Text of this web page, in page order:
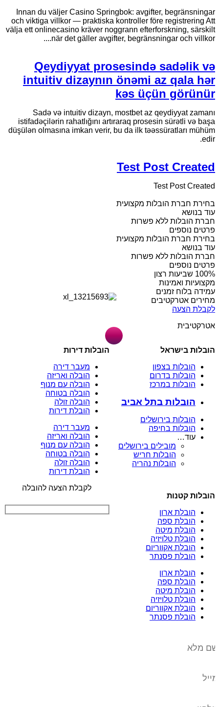
Innan du väljer Casino Springbok: avgifter, begränsningar
och viktiga villkor — praktiska kontroller före registrering Att
välja ett onlinecasino kräver noggrann efterforskning, särskilt
när det gäller avgifter, begränsningar och villkor....
Qeydiyyat prosesində sadəlik və
intuitiv dizaynın önəmi az qala hər
kəs üçün görünür
Sadə və intuitiv dizayn, mostbet az qeydiyyat zamanı
istifadəçilərin rahatlığını artıraraq prosesin sürətli və başa
düşülən olmasına imkan verir, bu da ilk təəssüratları mühüm
edir.
Test Post Created
Test Post Created
בחירת חברת הובלות מקצועית
עוד בנושא
חברת הובלות ללא פשרות
פרטים נוספים
בחירת חברת הובלות מקצועית
עוד בנושא
חברת הובלות ללא פשרות
פרטים נוספים
מקצועיות ואמינות
עמידה בלוח זמנים
מחירים אטרקטיבים
לקבלת הצעה
אטרקטיבית
הובלות בישראל
הובלות בצפון
הובלות בדרום
הובלות במרכז
הובלות בתל אביב
הובלות בירושלים
הובלות בחיפה
עוד…
מובילים בירושלים
הובלות חריש
הובלות נהריה
הובלות דירות
מעבר דירה
הובלה ואריזה
הובלה עם מנוף
הובלה בטוחה
הובלה זולה
הובלת דירות
מעבר דירה
הובלה ואריזה
הובלה עם מנוף
הובלה בטוחה
הובלה זולה
הובלת דירות
הובלות קטנות
הובלת ארון
הובלת ספה
הובלת מיטה
הובלת טלויזיה
הובלת אקווריום
הובלת פסנתר
הובלת ארון
הובלת ספה
הובלת מיטה
הובלת טלויזיה
הובלת אקווריום
הובלת פסנתר
לקבלת הצעה להובלה